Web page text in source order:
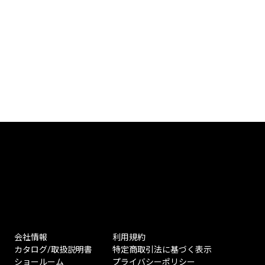
会社情報
カタログ/取扱説明書
ショールーム
利用規約
特定商取引法に基づく表示
プライバシーポリシー